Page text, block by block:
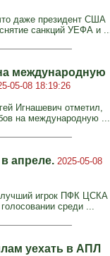
даже президент США
санкций УЕФА и
международную
05-08 18:19:26
Игнашевич отметил,
на международную ...
апреле. 2025-05-08
лучший игрок ПФК ЦСКА
среди ...
уехать в АПЛ